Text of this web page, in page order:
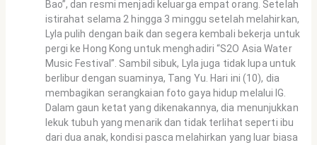
Bao”, dan resmi menjadi keluarga empat orang. Setelah
istirahat selama 2 hingga 3 minggu setelah melahirkan,
Lyla pulih dengan baik dan segera kembali bekerja untuk
pergi ke Hong Kong untuk menghadiri “S2O Asia Water
Music Festival”. Sambil sibuk, Lyla juga tidak lupa untuk
berlibur dengan suaminya, Tang Yu. Hari ini (10), dia
membagikan serangkaian foto gaya hidup melalui IG.
Dalam gaun ketat yang dikenakannya, dia menunjukkan
lekuk tubuh yang menarik dan tidak terlihat seperti ibu
dari dua anak, kondisi pasca melahirkan yang luar biasa